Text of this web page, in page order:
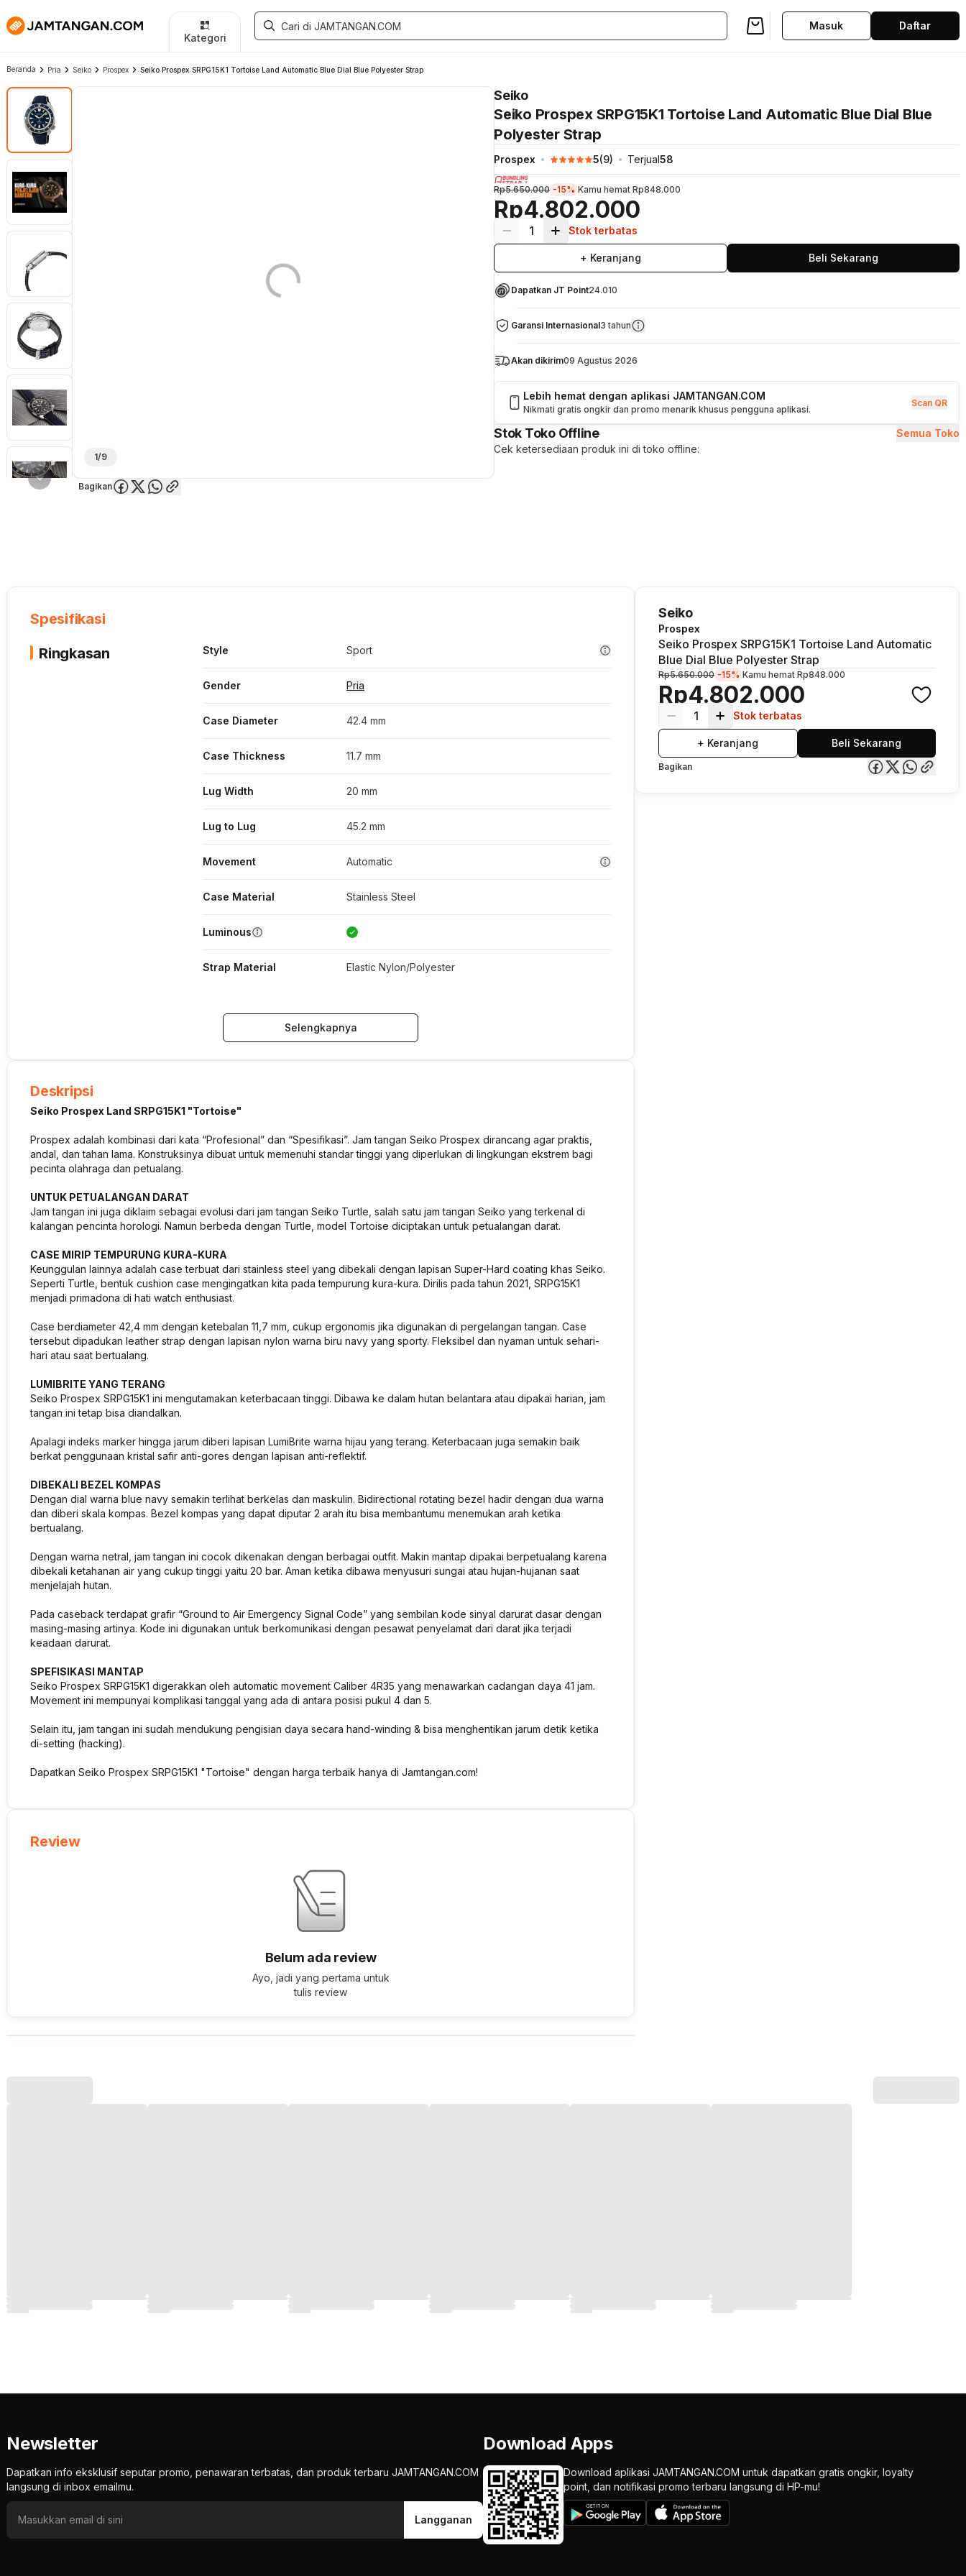
Newsletter
Dapatkan info eksklusif seputar promo, penawaran terbatas, dan produk terbaru JAMTANGAN.COM
langsung di inbox emailmu.
Langganan
Download Apps
Download aplikasi JAMTANGAN.COM untuk dapatkan gratis ongkir, loyalty
point, dan notifikasi promo terbaru langsung di HP-mu!
Kategori
Masuk Daftar
Beranda Pria Seiko Prospex Seiko Prospex SRPG15K1 Tortoise Land Automatic Blue Dial Blue Polyester Strap
1/9
Bagikan
Seiko
Seiko Prospex SRPG15K1 Tortoise Land Automatic Blue Dial Blue
Polyester Strap
Prospex 5(9) Terjual58
Rp4.802.000
Rp5.650.000 -15% Kamu hemat Rp848.000
1 Stok terbatas
+ Keranjang Beli Sekarang
Dapatkan JT Point24.010
Garansi Internasional3 tahun
Akan dikirim09 Agustus 2026
Lebih hemat dengan aplikasi JAMTANGAN.COM
Nikmati gratis ongkir dan promo menarik khusus pengguna aplikasi.
Scan QR
Stok Toko Offline
Semua Toko
Cek ketersediaan produk ini di toko offline:
Spesifikasi
Ringkasan
Style Sport
Gender Pria
Case Diameter 42.4 mm
Case Thickness 11.7 mm
Lug Width 20 mm
Lug to Lug 45.2 mm
Movement Automatic
Case Material Stainless Steel
Luminous
Strap Material Elastic Nylon/Polyester
Selengkapnya
Deskripsi
Seiko Prospex Land SRPG15K1 "Tortoise"
Prospex adalah kombinasi dari kata “Profesional” dan “Spesifikasi”. Jam tangan Seiko Prospex dirancang agar praktis,
andal, dan tahan lama. Konstruksinya dibuat untuk memenuhi standar tinggi yang diperlukan di lingkungan ekstrem bagi
pecinta olahraga dan petualang.
UNTUK PETUALANGAN DARAT
Jam tangan ini juga diklaim sebagai evolusi dari jam tangan Seiko Turtle, salah satu jam tangan Seiko yang terkenal di
kalangan pencinta horologi. Namun berbeda dengan Turtle, model Tortoise diciptakan untuk petualangan darat.
CASE MIRIP TEMPURUNG KURA-KURA
Keunggulan lainnya adalah case terbuat dari stainless steel yang dibekali dengan lapisan Super-Hard coating khas Seiko.
Seperti Turtle, bentuk cushion case mengingatkan kita pada tempurung kura-kura. Dirilis pada tahun 2021, SRPG15K1
menjadi primadona di hati watch enthusiast.
Case berdiameter 42,4 mm dengan ketebalan 11,7 mm, cukup ergonomis jika digunakan di pergelangan tangan. Case
tersebut dipadukan leather strap dengan lapisan nylon warna biru navy yang sporty. Fleksibel dan nyaman untuk sehari-
hari atau saat bertualang.
LUMIBRITE YANG TERANG
Seiko Prospex SRPG15K1 ini mengutamakan keterbacaan tinggi. Dibawa ke dalam hutan belantara atau dipakai harian, jam
tangan ini tetap bisa diandalkan.
Apalagi indeks marker hingga jarum diberi lapisan LumiBrite warna hijau yang terang. Keterbacaan juga semakin baik
berkat penggunaan kristal safir anti-gores dengan lapisan anti-reflektif.
DIBEKALI BEZEL KOMPAS
Dengan dial warna blue navy semakin terlihat berkelas dan maskulin. Bidirectional rotating bezel hadir dengan dua warna
dan diberi skala kompas. Bezel kompas yang dapat diputar 2 arah itu bisa membantumu menemukan arah ketika
bertualang.
Dengan warna netral, jam tangan ini cocok dikenakan dengan berbagai outfit. Makin mantap dipakai berpetualang karena
dibekali ketahanan air yang cukup tinggi yaitu 20 bar. Aman ketika dibawa menyusuri sungai atau hujan-hujanan saat
menjelajah hutan.
Pada caseback terdapat grafir “Ground to Air Emergency Signal Code” yang sembilan kode sinyal darurat dasar dengan
masing-masing artinya. Kode ini digunakan untuk berkomunikasi dengan pesawat penyelamat dari darat jika terjadi
keadaan darurat.
SPEFISIKASI MANTAP
Seiko Prospex SRPG15K1 digerakkan oleh automatic movement Caliber 4R35 yang menawarkan cadangan daya 41 jam.
Movement ini mempunyai komplikasi tanggal yang ada di antara posisi pukul 4 dan 5.
Selain itu, jam tangan ini sudah mendukung pengisian daya secara hand-winding & bisa menghentikan jarum detik ketika
di-setting (hacking).
Dapatkan Seiko Prospex SRPG15K1 "Tortoise" dengan harga terbaik hanya di Jamtangan.com!
Review
Belum ada review
Ayo, jadi yang pertama untuk
tulis review
Seiko
Prospex
Seiko Prospex SRPG15K1 Tortoise Land Automatic
Blue Dial Blue Polyester Strap
Rp4.802.000
Rp5.650.000 -15% Kamu hemat Rp848.000
1 Stok terbatas
+ Keranjang Beli Sekarang
Bagikan